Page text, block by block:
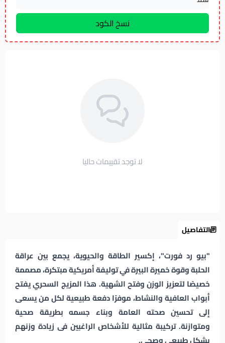
لا توجد تقييمات حاليا
التفاصيل
"بيو رد فورت"، إكسير الطاقة والحيوية، يجمع بين عراقة
الحلبة وقوة خميرة البيرة في توليفة أمريكية مبتكرة، مصممة
خصيصًا لتعزيز الوزن وفتح الشهية. هذا المزيج السحري يفتح
أبواب العافية والنشاط، موفرًا دفعة طبيعية لكل من يسعى
إلى تحسين صحته العامة وبناء جسمه بطريقة صحية
ومتوازنة. تركيبة مثالية للأشخاص الراغبين فى زيادة وزنهم